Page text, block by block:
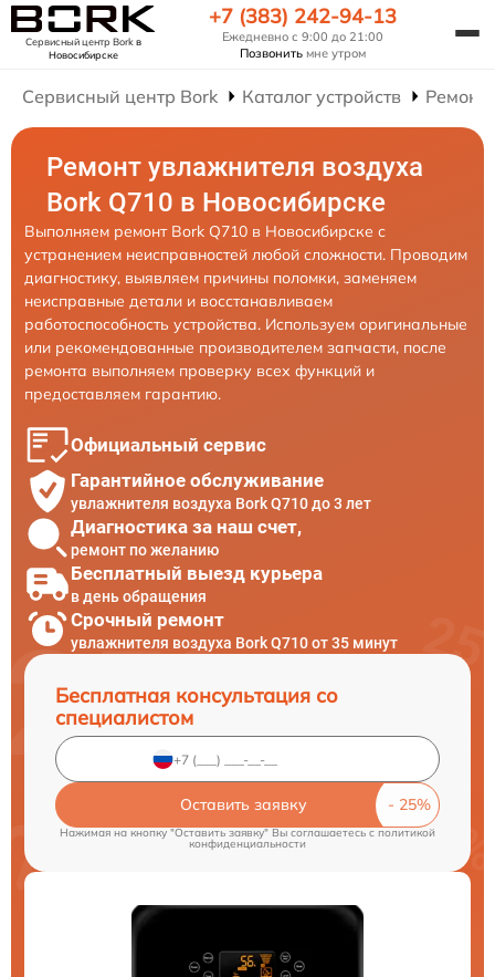
Сервисный центр Borkв
Новосибирске
+7 (383) 242-94-13
Ежедневно с 9:00 до 21:00
Позвонить мне утром
Сервисный центр Bork Каталог устройств Ремонт
Ремонт увлажнителя воздуха
Bork Q710 в Новосибирске
Выполняем ремонт Bork Q710 в Новосибирске с
устранением неисправностей любой сложности. Проводим
диагностику, выявляем причины поломки, заменяем
неисправные детали и восстанавливаем
работоспособность устройства. Используем оригинальные
или рекомендованные производителем запчасти, после
ремонта выполняем проверку всех функций и
предоставляем гарантию.
Официальный сервис
Гарантийное обслуживание
увлажнителя воздуха Bork Q710 до 3 лет
Диагностика за наш счет,
ремонт по желанию
Бесплатный выезд курьера
в день обращения
Срочный ремонт
увлажнителя воздуха Bork Q710 от 35 минут
Бесплатная консультация со
специалистом
Оставить заявку
Нажимая на кнопку "Оставить заявку" Вы соглашаетесь cполитикой
конфиденциальности